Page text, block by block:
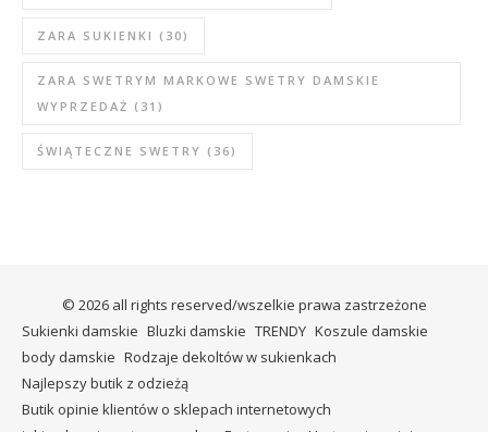
ZARA SUKIENKI (30)
ZARA SWETRYM MARKOWE SWETRY DAMSKIE
WYPRZEDAŻ (31)
ŚWIĄTECZNE SWETRY (36)
© 2026 all rights reserved/wszelkie prawa zastrzeżone
Sukienki damskie Bluzki damskie TRENDY Koszule damskie
body damskie Rodzaje dekoltów w sukienkach
Najlepszy butik z odzieżą
Butik opinie klientów o sklepach internetowych